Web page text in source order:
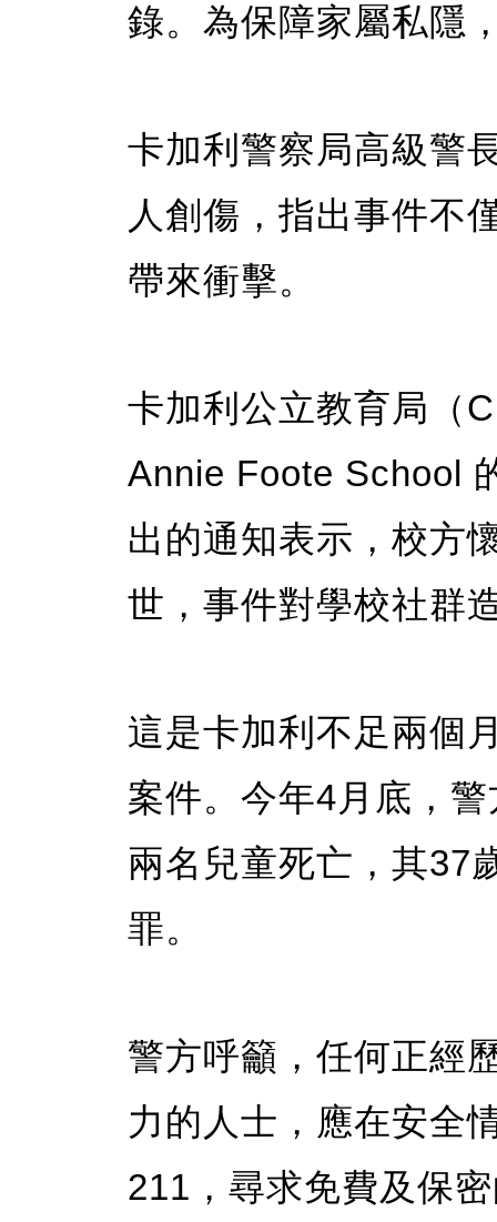
錄。為保障家屬私隱
卡加利警察局高級警
人創傷，指出事件不
帶來衝擊。
卡加利公立教育局（
Annie Foote School
出的通知表示，校方
世，事件對學校社群
這是卡加利不足兩個
案件。今年4月底，
兩名兒童死亡，其37
罪。
警方呼籲，任何正經
力的人士，應在安全
211，尋求免費及保